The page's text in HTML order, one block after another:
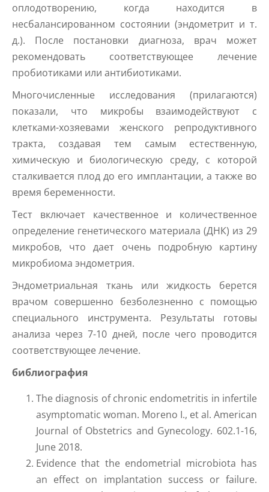
оплодотворению, когда находится в
несбалансированном состоянии (эндометрит и т.
д.). После постановки диагноза, врач может
рекомендовать соответствующее лечение
пробиотиками или антибиотиками.
Многочисленные исследования (прилагаются)
показали, что микробы взаимодействуют с
клетками-хозяевами женского репродуктивного
тракта, создавая тем самым естественную,
химическую и биологическую среду, с которой
сталкивается плод до его имплантации, а также во
время беременности.
Тест включает качественное и количественное
определение генетического материала (ДНК) из 29
микробов, что дает очень подробную картину
микробиома эндометрия.
Эндометриальная ткань или жидкость берется
врачом совершенно безболезненно с помощью
специального инструмента. Результаты готовы
анализа через 7-10 дней, после чего проводится
соответствующее лечение.
библиография
The diagnosis of chronic endometritis in infertile
asymptomatic woman. Moreno I., et al. American
Journal of Obstetrics and Gynecology. 602.1-16,
June 2018.
Evidence that the endometrial microbiota has
an effect on implantation success or failure.